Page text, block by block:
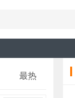
最热